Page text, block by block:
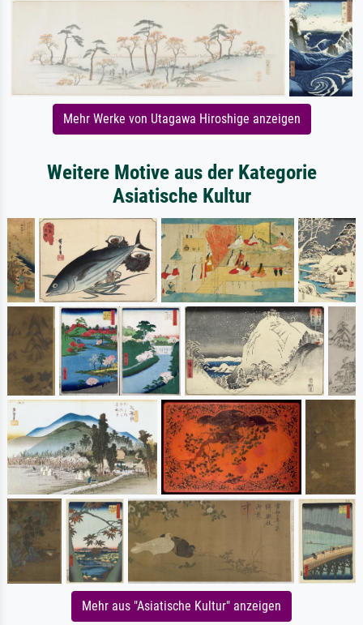
Mehr Werke von Utagawa Hiroshige anzeigen
Weitere Motive aus der Kategorie
Asiatische Kultur
Mehr aus "Asiatische Kultur" anzeigen